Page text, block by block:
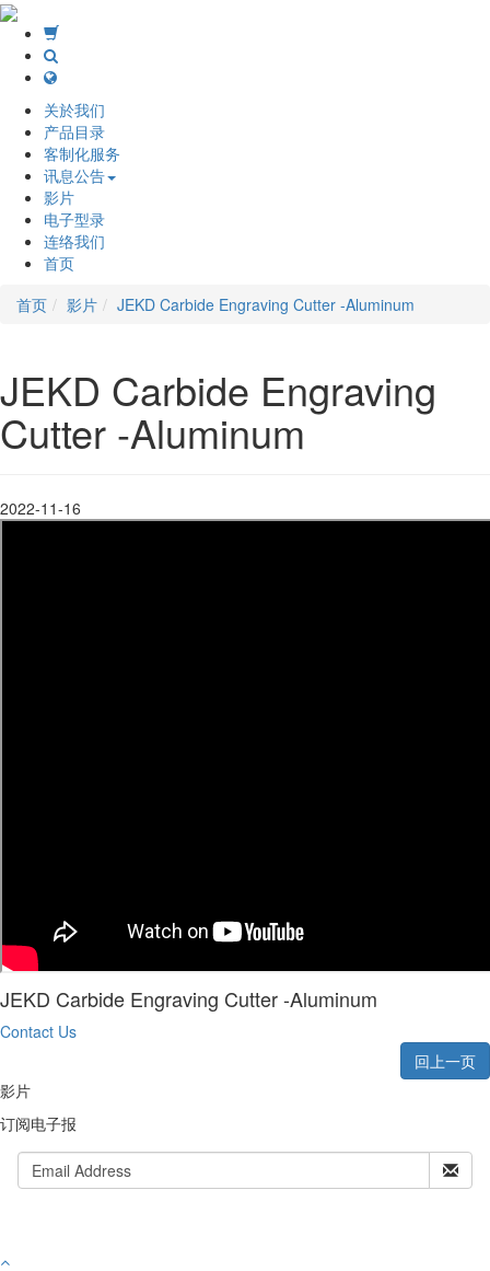
关於我们
产品目录
客制化服务
讯息公告
影片
电子型录
连络我们
首页
首页
影片 JEKD Carbide Engraving Cutter -Aluminum
JEKD Carbide Engraving
Cutter -Aluminum
2022-11-16
JEKD Carbide Engraving Cutter -Aluminum
Contact Us
回上一页
影片
订阅电子报